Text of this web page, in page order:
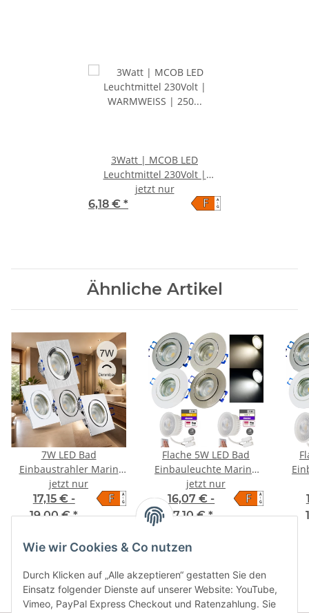
Wie wir Cookies & Co nutzen
Durch Klicken auf „Alle akzeptieren“ gestatten Sie den
Einsatz folgender Dienste auf unserer Website: YouTube,
Vimeo, PayPal Express Checkout und Ratenzahlung. Sie
3Watt | MCOB LED
Leuchtmittel 230Volt |
WARMWEISS | 250 Lumen |
Sockel Gu10
jetzt nur
6,18 € * A
↑
G
F
Ähnliche Artikel
7W LED Bad
Einbaustrahler Marin
230 Volt / Dimmbar /
IP44 / 450 Lumen
jetzt nur
17,15 € -
19,00 €*
A
↑
G
F
Flache 5W LED Bad
Einbauleuchte Marina
230V / IP44 / LED Modul /
STEP DIMMBAR
jetzt nur
16,07 € -
17,10 €*
A
↑
G
F